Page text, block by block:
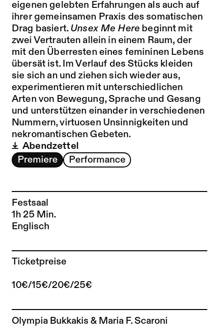
Premiere Performance
Festsaal
1h 25 Min.
Englisch
Ticketpreise
10€/15€/20€/25€
Zur Künstler*in-Seite von
Olympia Bukkakis & Maria F. Scaroni
eigenen gelebten Erfahrungen als auch auf
ihrer gemeinsamen Praxis des somatischen
Drag basiert. Unsex Me Here beginnt mit
zwei Vertrauten allein in einem Raum, der
mit den Überresten eines femininen Lebens
übersät ist. Im Verlauf des Stücks kleiden
sie sich an und ziehen sich wieder aus,
experimentieren mit unterschiedlichen
Arten von Bewegung, Sprache und Gesang
und unterstützen einander in verschiedenen
Nummern, virtuosen Unsinnigkeiten und
nekromantischen Gebeten.
Abendzettel